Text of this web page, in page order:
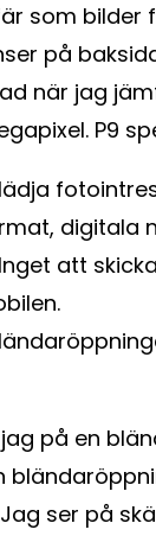
som bilder
på
när jag
P9
digitala
att
på en
ser på